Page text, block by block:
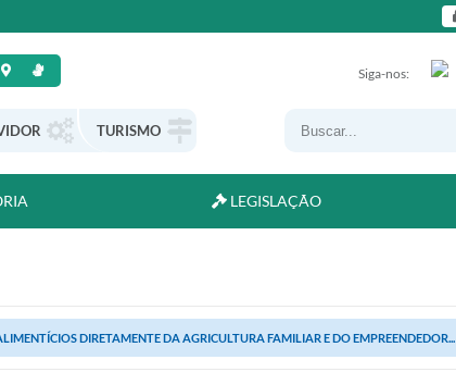
TURISMO
Siga-nos:
LEGISLAÇÃO
DIRETAMENTE DA AGRICULTURA FAMILIAR E DO EMPREENDEDOR...